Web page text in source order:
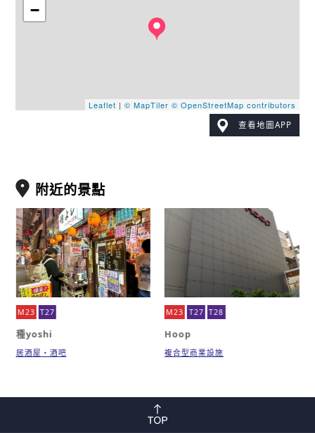
−
Leaflet | © MapTiler © OpenStreetMap contributors
查看地圖APP
附近的景點
M23 T27
種yoshi
居酒屋・酒吧
M23 T27 T28
Hoop
複合型商業設施